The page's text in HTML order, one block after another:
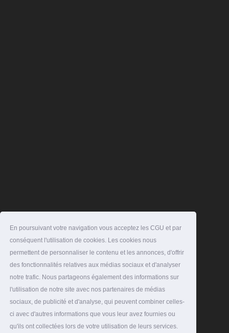
En poursuivant votre navigation vous acceptez les CGU et par
conséquent l'utilisation de cookies. Les cookies nous
permettent de personnaliser le contenu et les annonces, d'offrir
des fonctionnalités relatives aux médias sociaux et d'analyser
notre trafic. Nous partageons également des informations sur
l'utilisation de notre site avec nos partenaires de médias
sociaux, de publicité et d'analyse, qui peuvent combiner celles-
ci avec d'autres informations que vous leur avez fournies ou
qu'ils ont collectées lors de votre utilisation de leurs services.